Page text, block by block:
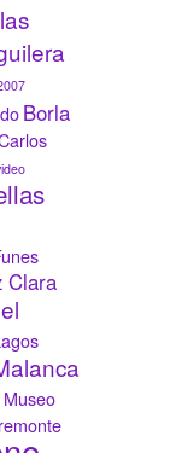
Borla
Clara
Museo